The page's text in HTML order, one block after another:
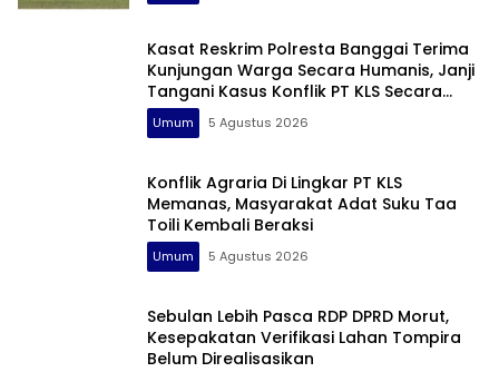
Kasat Reskrim Polresta Banggai Terima
Kunjungan Warga Secara Humanis, Janji
Tangani Kasus Konflik PT KLS Secara
Profesional
Umum 5 Agustus 2026
Konflik Agraria Di Lingkar PT KLS
Memanas, Masyarakat Adat Suku Taa
Toili Kembali Beraksi
Umum 5 Agustus 2026
Sebulan Lebih Pasca RDP DPRD Morut,
Kesepakatan Verifikasi Lahan Tompira
Belum Direalisasikan